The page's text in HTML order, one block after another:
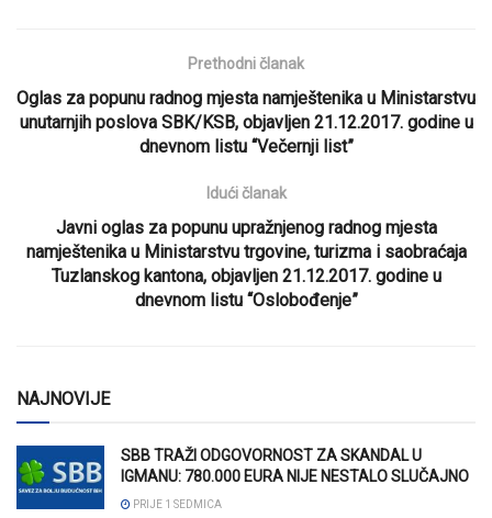
Prethodni članak
Oglas za popunu radnog mjesta namještenika u Ministarstvu
unutarnjih poslova SBK/KSB, objavljen 21.12.2017. godine u
dnevnom listu “Večernji list”
Idući članak
Javni oglas za popunu upražnjenog radnog mjesta
namještenika u Ministarstvu trgovine, turizma i saobraćaja
Tuzlanskog kantona, objavljen 21.12.2017. godine u
dnevnom listu “Oslobođenje”
NAJNOVIJE
SBB TRAŽI ODGOVORNOST ZA SKANDAL U
IGMANU: 780.000 EURA NIJE NESTALO SLUČAJNO
PRIJE 1 SEDMICA